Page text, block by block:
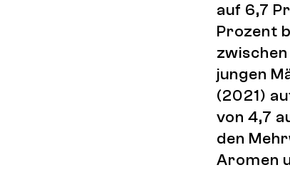
auf 6,7
Prozent
jungen
(2021)
von 4,7
den
Aromen